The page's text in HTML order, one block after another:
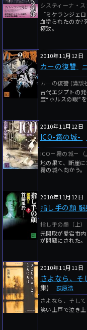
システィーナ・
「ミケランジェ
血塗られたのか?
極致。
2010年11月12日
カーの復讐
カーの復讐 (講談
古代エジプトの
宝“ホルスの眼”を
2010年11月12日
ICO-霧の城-
ICO－霧の城－
地の果て、断崖
霧の城へ向かう。
2010年11月12日
指し手の顔
指し手の顔（上
元関取が愛宕市
が問題にされた。
2010年11月11日
さよなら、そ
集)
荻原浩
さよなら、そし
笑い上戸で泣き